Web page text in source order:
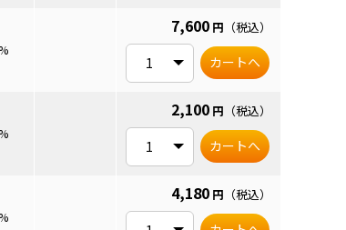
7,600 円 （税込）
カートへ
2,100 円 （税込）
カートへ
4,180 円 （税込）